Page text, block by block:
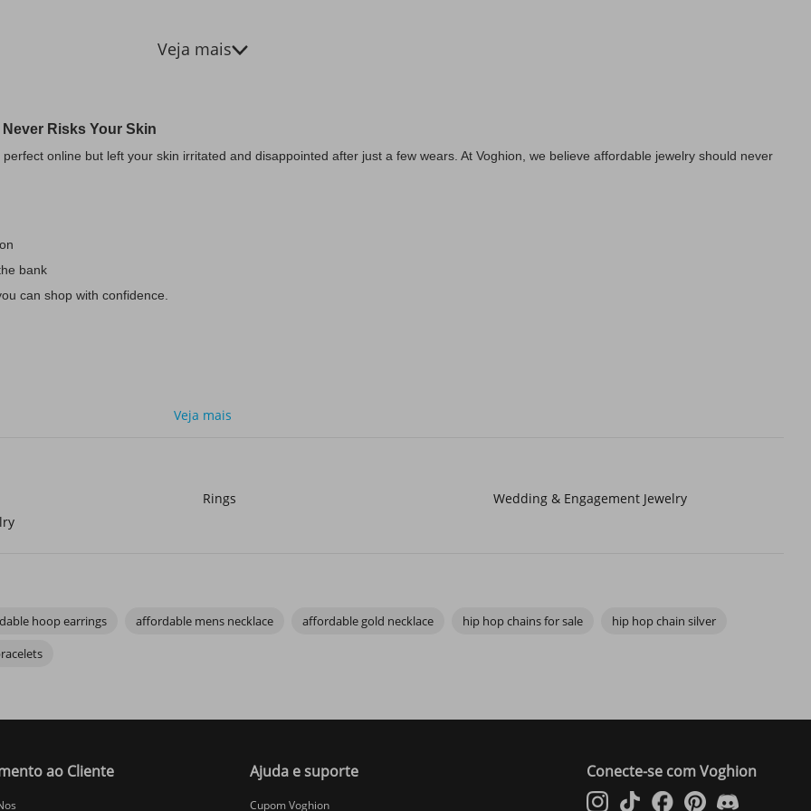
Veja mais
Risks Your Skin
online but left your skin irritated and disappointed after just a few wears. At Voghion, we believe affordable jewelry should never
bank
can shop with confidence.
of elegance to their look.
Veja mais
Rings
Wedding & Engagement Jewelry
hoop earrings affordable mens necklace affordable gold necklace hip hop chains for sale
hip hop chain silver
ao Cliente Ajuda e suporte
Cupom Voghion
Conecte-se com Voghion